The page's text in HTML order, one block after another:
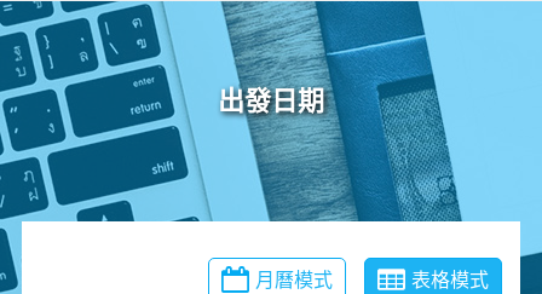
出發日期
月曆模式
表格模式